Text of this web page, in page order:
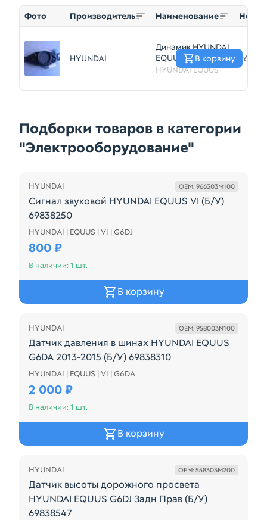
Фото Производитель Наименование Номер
HYUNDAI
Динамик HYUNDAI
EQUUS VI
(Контрактный)
HYUNDAI EQUUS
В корзину
Подборки товаров в категории
"Электрооборудование"
HYUNDAI OEM: 966303M100
Сигнал звуковой HYUNDAI EQUUS VI (Б/У)
69838250
966303M100 СИРЕНА (КЛАКСОН)
HYUNDAI | EQUUS | VI | G6DJ
800 ₽
В наличии: 1 шт.
В корзину
HYUNDAI OEM: 958003N100
Датчик давления в шинах HYUNDAI EQUUS
G6DA 2013-2015 (Б/У) 69838310
HYUNDAI EQUUS G6DA 2013-2015 РЕСТАЙЛ
HYUNDAI | EQUUS | VI | G6DA
2 000 ₽
В наличии: 1 шт.
В корзину
HYUNDAI OEM: 558303M200
Датчик высоты дорожного просвета
HYUNDAI EQUUS G6DJ Задн Прав (Б/У)
69838547